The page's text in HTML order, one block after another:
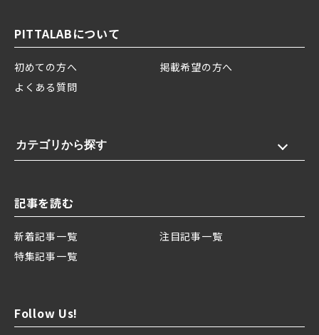
PITTALABについて
初めての方へ
掲載希望の方へ
よくある質問
カテゴリから探す
記事を読む
新着記事一覧
注目記事一覧
特集記事一覧
Follow Us!